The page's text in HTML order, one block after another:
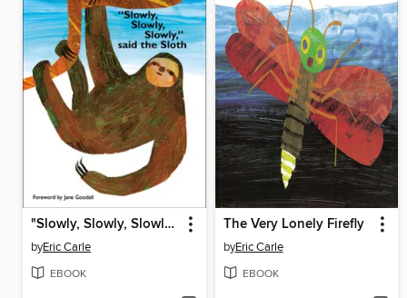
"Slowly, Slowly, Slowly," said the Sloth
byEric Carle
EBOOK
The Very Lonely Firefly
byEric Carle
EBOOK